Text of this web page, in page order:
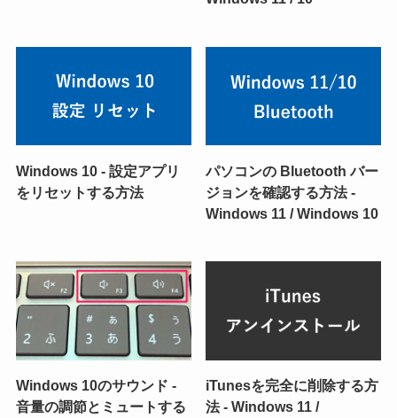
Windows 10 - 設定アプリ
をリセットする方法
パソコンの Bluetooth バー
ジョンを確認する方法 -
Windows 11 / Windows 10
Windows 10のサウンド -
音量の調節とミュートする
iTunesを完全に削除する方
法 - Windows 11 /